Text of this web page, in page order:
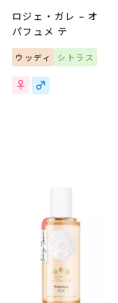
ロジェ・ガレ – オ
パフュメ テ
ウッディ シトラス